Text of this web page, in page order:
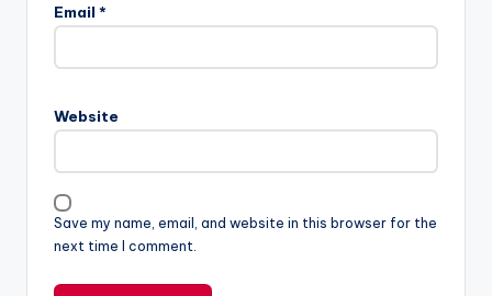
Email *
Website
Save my name, email, and website in this browser for the
next time I comment.